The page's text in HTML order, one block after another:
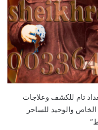
تام للكشف وعلاجات
والوحيد للساحر